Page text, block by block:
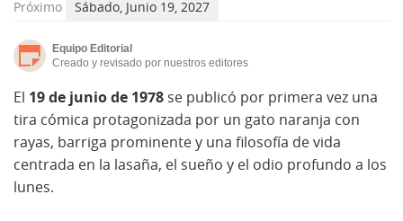
Próximo Sábado, Junio 19, 2027
Equipo Editorial
Creado y revisado por nuestros editores
El 19 de junio de 1978 se publicó por primera vez una
tira cómica protagonizada por un gato naranja con
rayas, barriga prominente y una filosofía de vida
centrada en la lasaña, el sueño y el odio profundo a los
lunes.